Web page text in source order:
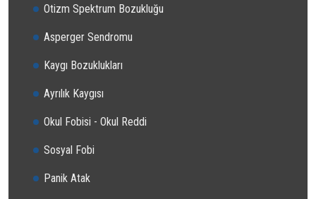
Otizm Spektrum Bozukluğu
Asperger Sendromu
Kaygı Bozuklukları
Ayrılık Kaygısı
Okul Fobisi - Okul Reddi
Sosyal Fobi
Panik Atak